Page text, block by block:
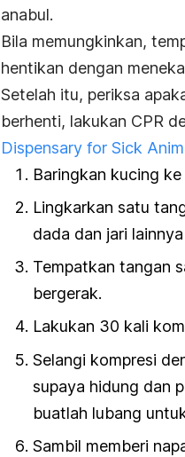
anabul.
Bila memungkinkan,
hentikan dengan
Setelah itu, periksa
berhenti, lakukan CPR
Dispensary for Sick
Baringkan kucing
Lingkarkan satu
dada dan jari
Tempatkan tangan
bergerak.
Lakukan 30 kali
Selangi kompresi
supaya hidung dan
buatlah lubang
Sambil memberi